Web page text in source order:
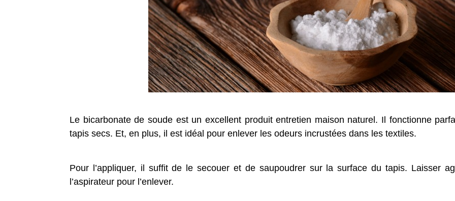
Le bicarbonate de soude est un excellent produit entretien maison naturel. Il fonctionne
tapis secs. Et, en plus, il est idéal pour enlever les odeurs incrustées dans les textiles.
Pour l’appliquer, il suffit de le secouer et de saupoudrer sur la surface du tapis. Laisser
l’aspirateur pour l’enlever.